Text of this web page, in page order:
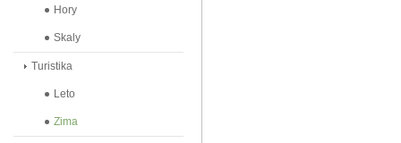
Hory
Skaly
Turistika
Leto
Zima